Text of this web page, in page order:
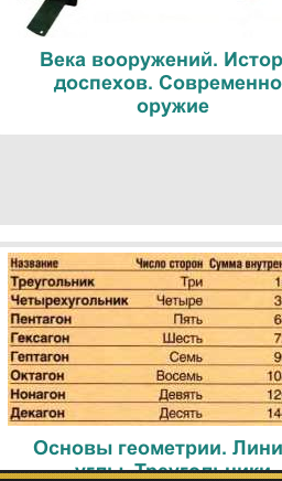
Века вооружений.
доспехов.
оружие
Основы геометрии.
углы. Треугольники